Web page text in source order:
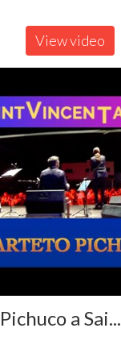
View video
a Sai...